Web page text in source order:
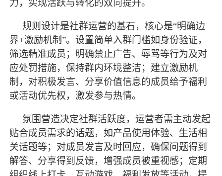
力，实现活跃与转化的双向提升。
规则设计是社群运营的基石，核心是“明确边
界+激励机制”。设置简单入群门槛如身份验证，
筛选精准成员；明确禁止广告、辱骂等行为及对
应处罚措施，保持群内环境整洁；建立激励机
制，对积极发言、分享价值信息的成员给予福利
或活动优先权，激发参与热情。
氛围营造决定社群活跃度，运营者需主动发起
贴合成员需求的话题，如产品使用体验、生活相
关话题等；对成员发言及时回应，确保问题得到
解答、分享得到反馈，增强成员被重视感；定期